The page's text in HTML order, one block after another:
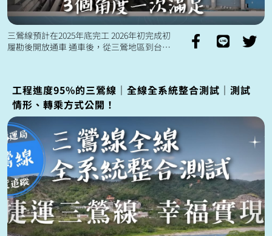
三鶯線預計在2025年底完工 2026年初完成初
履勘後開放通車 通車後，從三鶯地區到台北
工程進度95%的三鶯線｜全線全系統整合測試｜測試
情形、轉乘方式公開！